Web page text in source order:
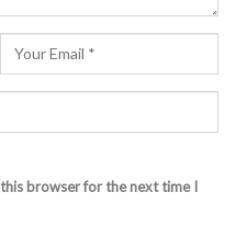
browser for the next time I